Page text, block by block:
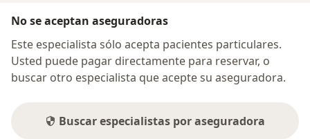
No se aceptan aseguradoras
Este especialista sólo acepta pacientes particulares.
Usted puede pagar directamente para reservar, o
buscar otro especialista que acepte su aseguradora.
Buscar especialistas por aseguradora